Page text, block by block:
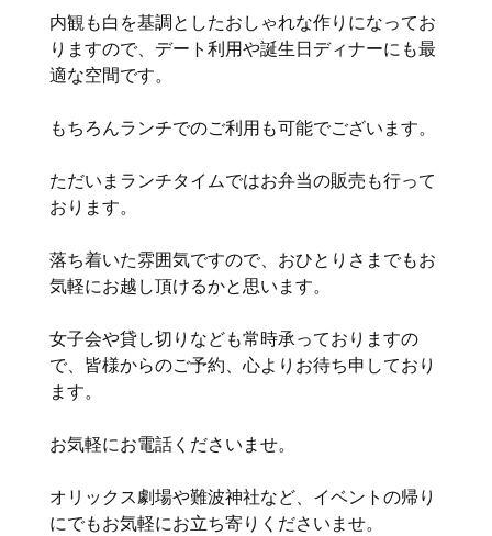
内観も白を基調としたおしゃれな作りになってお
りますので、デート利用や誕生日ディナーにも最
適な空間です。
もちろんランチでのご利用も可能でございます。
ただいまランチタイムではお弁当の販売も行って
おります。
落ち着いた雰囲気ですので、おひとりさまでもお
気軽にお越し頂けるかと思います。
女子会や貸し切りなども常時承っておりますの
で、皆様からのご予約、心よりお待ち申しており
ます。
お気軽にお電話くださいませ。
オリックス劇場や難波神社など、イベントの帰り
にでもお気軽にお立ち寄りくださいませ。